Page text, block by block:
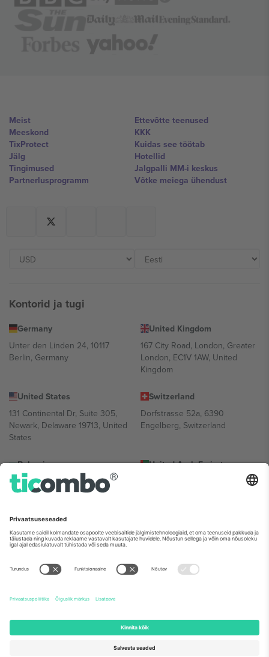
Meist
Meeskond
TixProtect
Jälg
Tingimused
Partnerlusprogramm
Ettevõtte teenused
KKK
Kuidas see töötab
Hotellid
Jalgpalli MM-i keskus
Võtke meiega ühendust
Kontorid ja tugi
Germany
Unter den Linden 24, 10117
Berlin, Germany
United Kingdom
167 City Road, London, Greater
London, EC1V 1AW, United
Kingdom
United States
131 Continental Dr, Suite 305,
Newark, Delaware 19713, United
States
Switzerland
Dorfstrasse 52a, 6390
Engelberg, Switzerland
Bulgaria
Regus Sofia City West, bul
Totleben 53-55, 1606 Sofia,
United Arab Emirates
UAE Dubai Silicon Oasis, DDP
Mexico
Av Chapultepec 360, Roma
Norte, Cuauhtémoc, 06700
Ciudad de México, CDMX,
sündmusest ja/või domeenist. Detailide jaoks vaata konkreetse
sündmuse lehte, impressumit ja tingimusi.,
2026 Ticombo. Kõik õigused kaitstud.